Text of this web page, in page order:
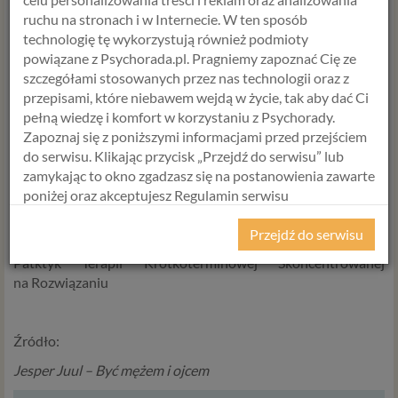
zauważy to również. Odzyska czas, który będzie mogła
poświęcić na swoje aktywności, a ty staniesz się przywódcą w
rodzinie. Oczywiście nie stanie się to z dnia na dzień, to
proces. Ale nie poddawaj się i bądź konsekwentny, nawet jeśli
wszyscy będą protestować. Ostatecznie dzięki temu
wszystko wróci do normy i poprawią się relacje w rodzinie.
Alicja Krawczyk
Patktyk Terapii Krótkoterminowej Skoncentrowanej
na Rozwiązaniu
Źródło:
Jesper Juul – Być mężem i ojcem
ruchu na stronach i w Internecie. W ten sposób
technologię tę wykorzystują również podmioty
powiązane z Psychorada.pl. Pragniemy zapoznać Cię ze
szczegółami stosowanych przez nas technologii oraz z
przepisami, które niebawem wejdą w życie, tak aby dać Ci
pełną wiedzę i komfort w korzystaniu z Psychorady.
Zapoznaj się z poniższymi informacjami przed przejściem
do serwisu. Klikając przycisk „Przejdź do serwisu” lub
zamykając to okno zgadzasz się na postanowienia zawarte
poniżej oraz akceptujesz Regulamin serwisu
Psychorada.pl i Politykę Prywatności.
Z dniem 25 maja 2018 r. rozpoczyna obowiązywanie
osób fizycznych w związku z przetwarzaniem danych
osobowych i w sprawie swobodnego przepływu takich
danych oraz uchylenia dyrektywy 95/46/WE (określane
Przejdź do serwisu